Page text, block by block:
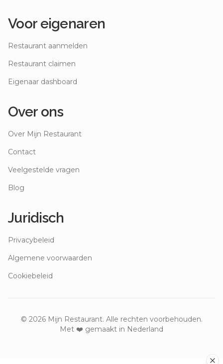
Voor eigenaren
Restaurant aanmelden
Restaurant claimen
Eigenaar dashboard
Over ons
Over Mijn Restaurant
Contact
Veelgestelde vragen
Blog
Juridisch
Privacybeleid
Algemene voorwaarden
Cookiebeleid
© 2026Mijn Restaurant. Alle rechten voorbehouden.
Met ❤️ gemaakt in Nederland